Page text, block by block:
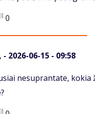
0
- 2026-06-15 - 09:58
nesuprantate, kokia